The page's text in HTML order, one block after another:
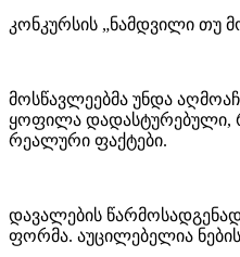
კონკურსის „ნამდვილი თუ
მოსწავლეებმა უნდა
ყოფილა დადასტურებული,
რეალური ფაქტები.
დავალების
ფორმა. აუცილებელია